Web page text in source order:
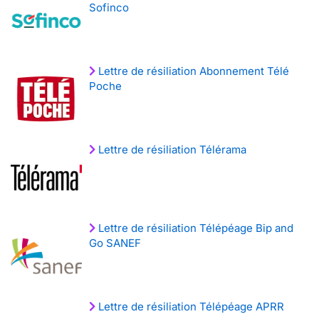
Sofinco
Lettre de résiliation Abonnement Télé
Poche
Lettre de résiliation Télérama
Lettre de résiliation Télépéage Bip and
Go SANEF
Lettre de résiliation Télépéage APRR